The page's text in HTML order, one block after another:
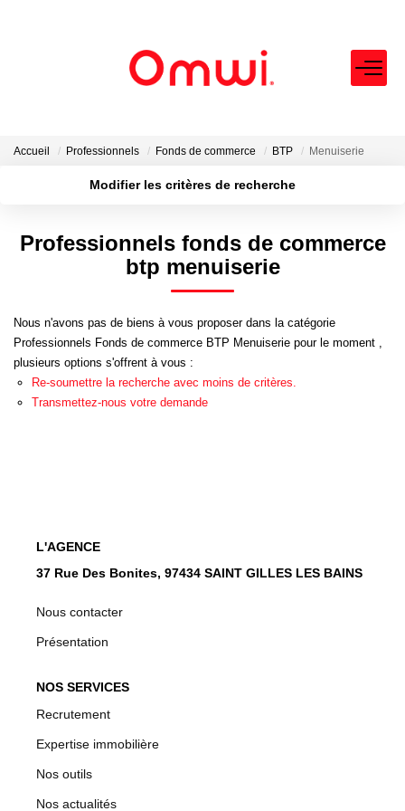
EXPERTISE IMMOBILIÈRE
ACHETER
VENDRE
NEUF
Accueil Professionnels Fonds de commerce BTP Menuiserie
Modifier les critères de recherche
Budget max
Professionnels fonds de commerce
btp menuiserie
Nous n'avons pas de biens à vous proposer dans la catégorie
Professionnels Fonds de commerce BTP Menuiserie pour le moment ,
plusieurs options s'offrent à vous :
Re-soumettre la recherche avec moins de critères.
Transmettez-nous votre demande
L'AGENCE
37 Rue Des Bonites, 97434 SAINT GILLES LES BAINS
Nous contacter
Présentation
NOS SERVICES
Recrutement
Expertise immobilière
Nos outils
Nos actualités